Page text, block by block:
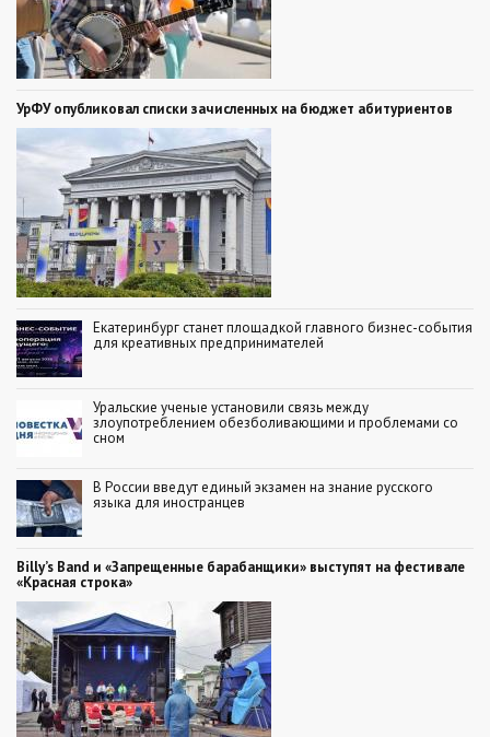
УрФУ опубликовал списки зачисленных на бюджет абитуриентов
Екатеринбург станет площадкой главного бизнес-события
для креативных предпринимателей
Уральские ученые установили связь между
злоупотреблением обезболивающими и проблемами со
сном
В России введут единый экзамен на знание русского
языка для иностранцев
Billy’s Band и «Запрещенные барабанщики» выступят на фестивале
«Красная строка»